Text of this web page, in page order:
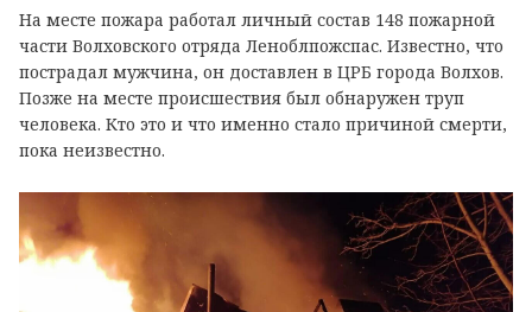
На месте пожара работал личный состав 148 пожарной
части Волховского отряда Леноблпожспас. Известно, что
пострадал мужчина, он доставлен в ЦРБ города Волхов.
Позже на месте происшествия был обнаружен труп
человека. Кто это и что именно стало причиной смерти,
пока неизвестно.